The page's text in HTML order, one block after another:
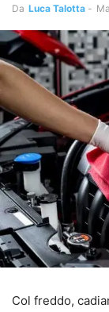
Da Luca Talotta -
Col freddo,